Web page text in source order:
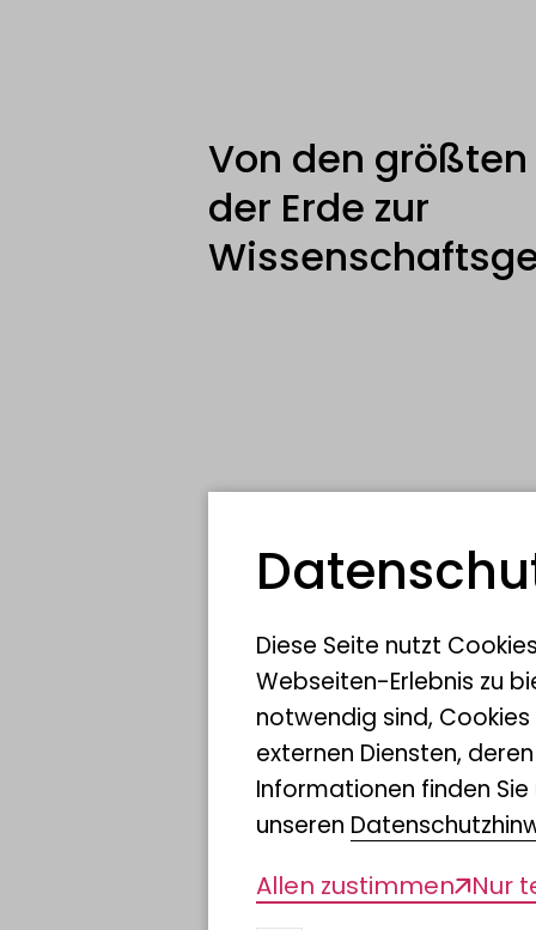
Von den größten
der Erde zur
Diese Seite nutzt
Webseiten-Erlebnis zu
notwendig sind,
externen Diensten,
Informationen finden Sie
unseren
Allen zustimmen Nur